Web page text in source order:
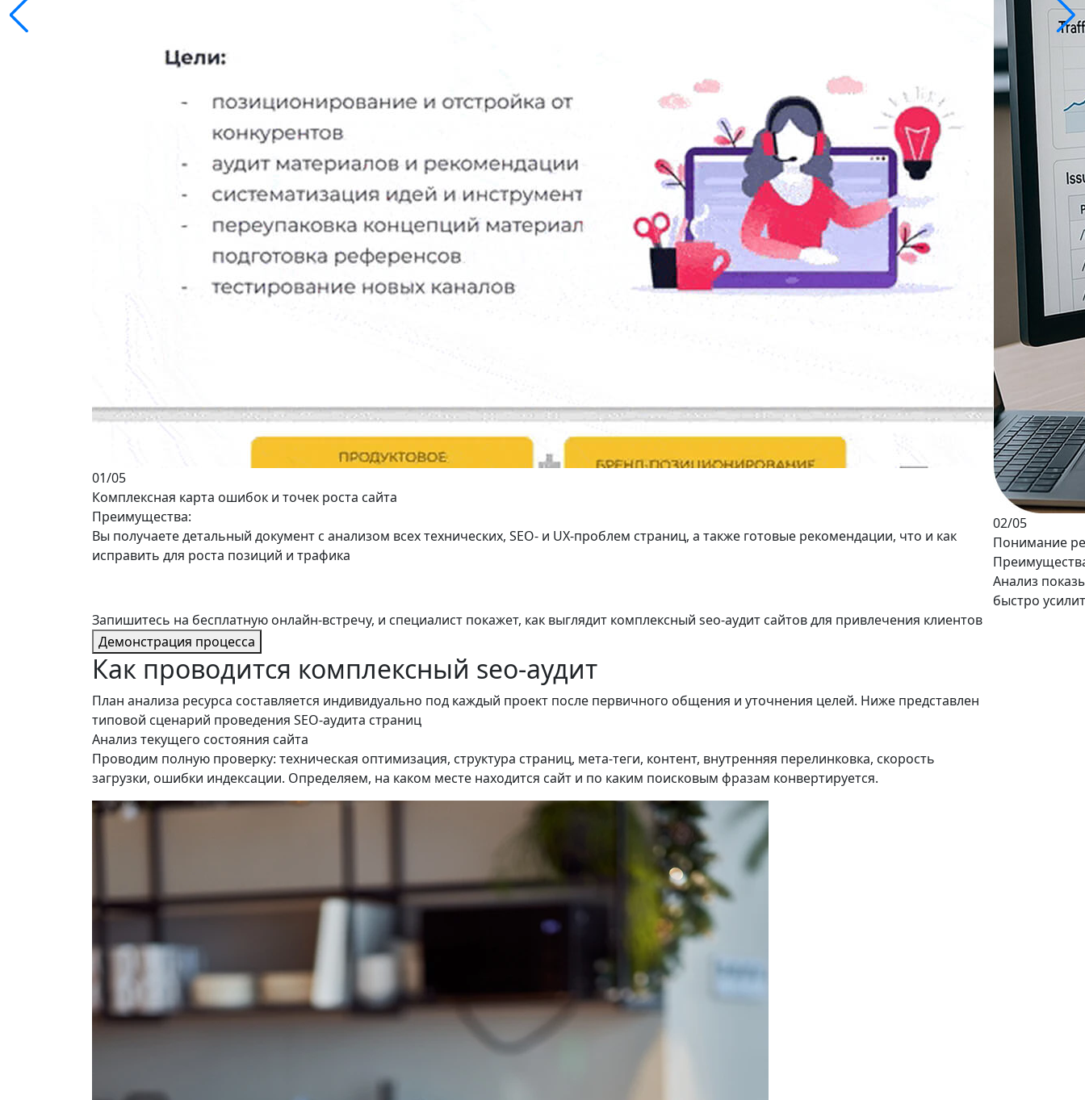
01/05
Комплексная карта ошибок и точек роста сайта
Преимущества:
Вы получаетедетальный документ с анализом всех технических, SEO- и UX-проблем страниц, а также готовые рекомендации, что и как
исправить для роста позиций и трафика
02/05
Понимание
Анализ
быстро
Запишитесь на бесплатную онлайн-встречу, и специалист покажет, как выглядит комплексный seo-аудит сайтов для привлечения клиентов
Демонстрация процесса
Как проводится комплексный seo-аудит
План анализа ресурса составляется индивидуально под каждый проект после первичного общения и уточнения целей. Ниже представлен
типовой сценарий проведения SEO-аудита страниц
Анализ текущего состояния сайта
Проводим полную проверку: техническая оптимизация, структура страниц, мета-теги, контент, внутренняя перелинковка, скорость
загрузки, ошибки индексации. Определяем, на каком месте находится сайт и по каким поисковым фразам конвертируется.